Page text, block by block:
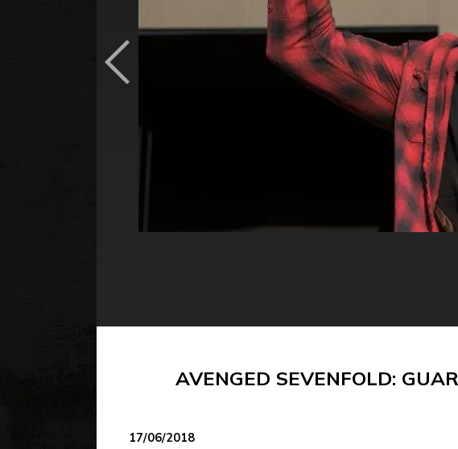
AVENGED SEVENFOLD:
17/06/2018